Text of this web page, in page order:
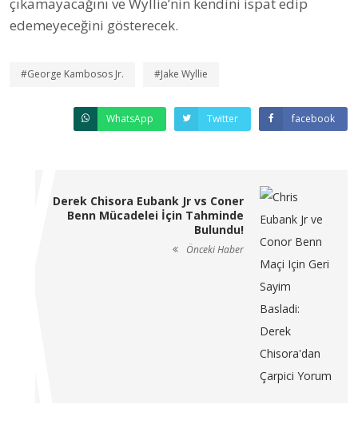
edemeyeceğini gösterecek.
#George Kambosos Jr. #Jake Wyllie
WhatsApp Twitter facebook
Derek Chisora Eubank Jr vs Coner
Benn Mücadelei İçin Tahminde
Bulundu!
Önceki Haber